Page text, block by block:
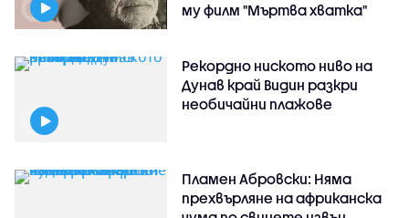
му филм "Мъртва хватка"
Рекордно ниското ниво на
Дунав край Видин разкри
необичайни плажове
Пламен Абровски: Няма
прехвърляне на африканска